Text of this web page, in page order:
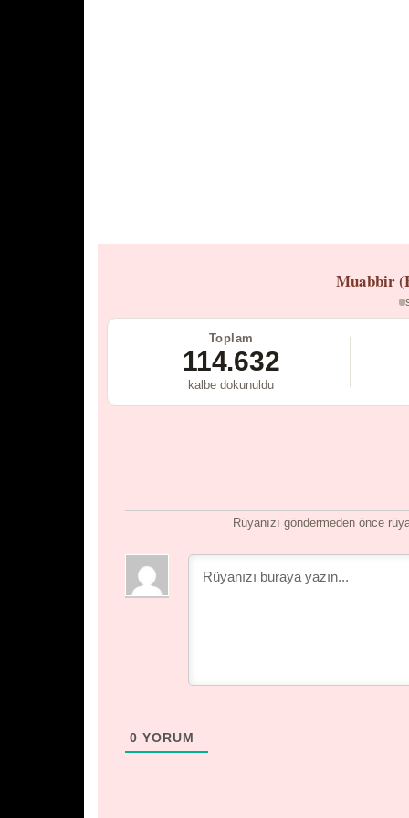
Muabbir
Toplam
114.632
kalbe dokunuldu
Rüyanızı göndermeden önce
0 YORUM